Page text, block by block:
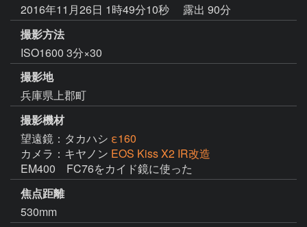
2016年11月26日 1時49分10秒
露出 90分
撮影方法
ISO1600 3分×30
撮影地
兵庫県上郡町
撮影機材
望遠鏡：タカハシ ε160
カメラ：キヤノン EOS Kiss X2 IR改造
EM400　FC76をカイド鏡に使った
焦点距離
530mm